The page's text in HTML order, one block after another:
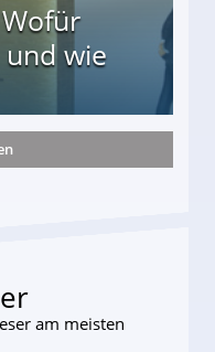
wie
am meisten